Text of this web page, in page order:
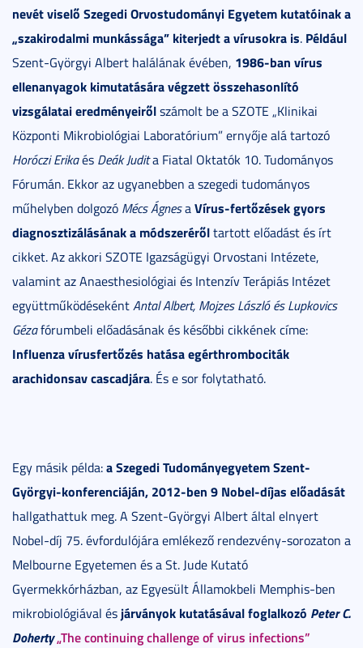
nevét viselő Szegedi Orvostudományi Egyetem kutatóinak a
„szakirodalmi munkássága” kiterjedt a vírusokra is. Például
Szent-Györgyi Albert halálának évében, 1986-ban vírus
ellenanyagok kimutatására végzett összehasonlító
vizsgálatai eredményeirőlszámolt be a SZOTE „Klinikai
Központi Mikrobiológiai Laboratórium” ernyője alá tartozó
Horóczi Erikaés Deák Judita Fiatal Oktatók 10. Tudományos
Fórumán. Ekkor az ugyanebben a szegedi tudományos
műhelyben dolgozó Mécs ÁgnesaVírus-fertőzések gyors
diagnosztizálásának a módszerérőltartott előadást és írt
cikket. Az akkori SZOTE Igazságügyi Orvostani Intézete,
valamint az Anaesthesiológiai és Intenzív Terápiás Intézet
együttműködésekéntAntal Albert, Mojzes László és Lupkovics
Gézafórumbeli előadásának és későbbi cikkének címe:
Influenza vírusfertőzés hatása egérthrombociták
arachidonsav cascadjára. És e sor folytatható.
Egy másik példa:a Szegedi Tudományegyetem Szent-
Györgyi-konferenciáján, 2012-ben 9 Nobel-díjas előadását
hallgathattuk meg. A Szent-Györgyi Albert által elnyert
Nobel-díj 75. évfordulójára emlékező rendezvény-sorozaton a
Melbourne Egyetemen és a St. Jude Kutató
Gyermekkórházban, az Egyesült Államokbeli Memphis-ben
mikrobiológiával és járványok kutatásával foglalkozó Peter C.
Doherty„The continuing challenge of virus infections”